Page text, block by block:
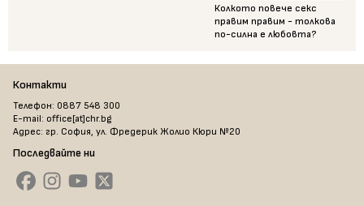
Колкото повече секс
правим правим - толкова
по-силна е любовта?
Контакти
Телефон: 0887 548 300
E-mail: office[at]chr.bg
Адрес: гр. София, ул. Фредерик Жолио Кюри №20
Последвайте ни